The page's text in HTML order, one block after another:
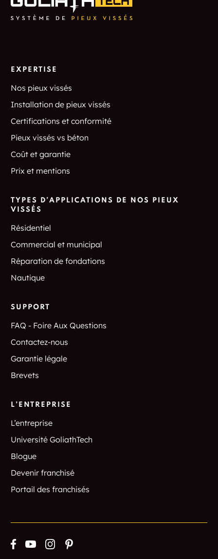
EXPERTISE
Nos pieux vissés
Installation de pieux vissés
Certifications et conformité
Pieux vissés vs béton
Coût et garantie
Prix et mentions
TYPES D’APPLICATIONS DE NOS PIEUX
VISSÉS
Résidentiel
Commercial et municipal
Réparation de fondations
Nautique
SUPPORT
FAQ - Foire Aux Questions
Contactez-nous
Garantie légale
Brevets
L’ENTREPRISE
L’entreprise
Université GoliathTech
Blogue
Devenir franchisé
Portail des franchisés